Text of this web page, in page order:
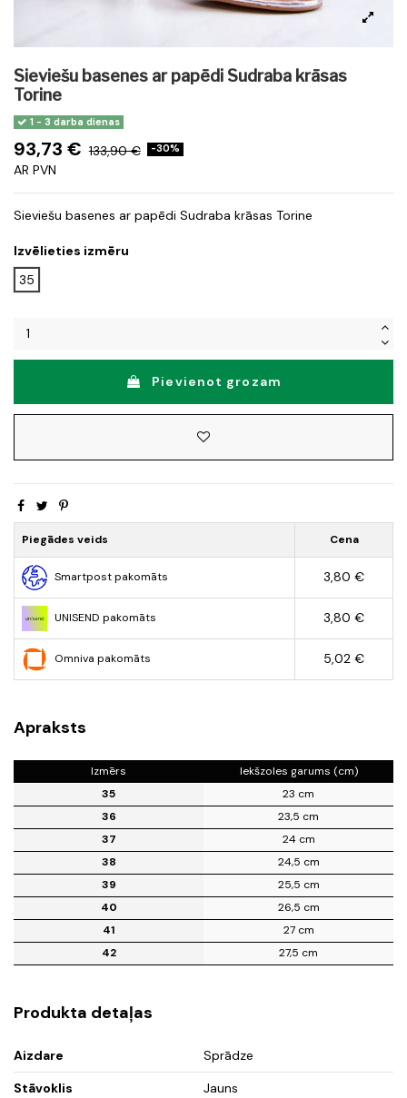
Sieviešu basenes ar papēdi Sudraba krāsas
Torine
1 - 3 darba dienas
93,73 € 133,90 € -30%
AR PVN
Sieviešu basenes ar papēdi Sudraba krāsas Torine
Izvēlieties izmēru
35
Pievienot grozam
Piegādes veids Cena
Smartpost pakomāts 3,80 €
UNISEND pakomāts 3,80 €
Omniva pakomāts 5,02 €
Apraksts
Izmērs
Iekšzoles garums (cm)
35
23 cm
36
23,5 cm
37
24 cm
38
24,5 cm
39
25,5 cm
40
26,5 cm
41
27 cm
42
27,5 cm
Produkta detaļas
Aizdare
Sprādze
Stāvoklis
Jauns